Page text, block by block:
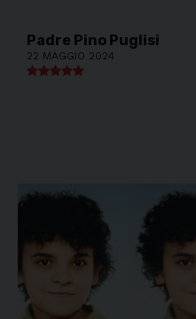
Padre Pino Puglisi
22 MAGGIO 2024